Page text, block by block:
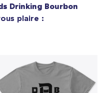
Drinking Bourbon
plaire :